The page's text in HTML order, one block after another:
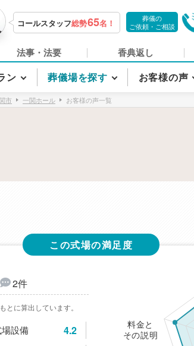
コールスタッフ総勢65名！
葬儀の
ご依頼・ご相談
法事・法要 香典返し
ン 葬儀場を探す お客様の声
市 一関ホール お客様の声一覧
この式場の満足度
2件
に算出しています。
設備 4.2
料金と
その説明